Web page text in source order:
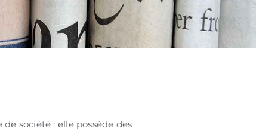
société : elle possède des